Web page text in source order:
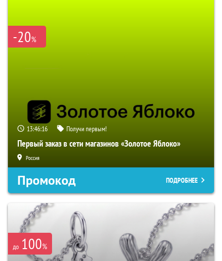
-20%
13:46:15 Получи первым!
Первый заказ в сети магазинов «Золотое Яблоко»
Россия
Промокод ПОДРОБНЕЕ
до 100%